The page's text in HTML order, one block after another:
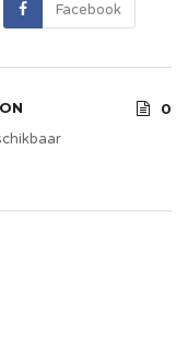
Facebook
0